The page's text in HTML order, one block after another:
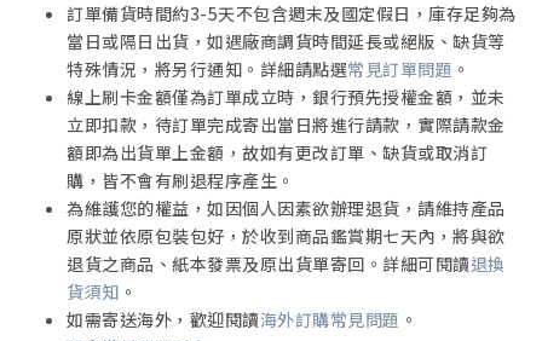
訂單備貨時間約3-5天不包含週末及國定假日，庫存足夠為
當日或隔日出貨，如遇廠商調貨時間延長或絕版、缺貨等
特殊情況，將另行通知。詳細請點選常見訂單問題 。
線上刷卡金額僅為訂單成立時，銀行預先授權金額，並未
立即扣款，待訂單完成寄出當日將進行請款，實際請款金
額即為出貨單上金額，故如有更改訂單、缺貨或取消訂
購，皆不會有刷退程序產生。
為維護您的權益，如因個人因素欲辦理退貨，請維持產品
原狀並依原包裝包好，於收到商品鑑賞期七天內，將與欲
退貨之商品、紙本發票及原出貨單寄回。詳細可閱讀退換
貨須知 。
如需寄送海外，歡迎閱讀海外訂購常見問題 。